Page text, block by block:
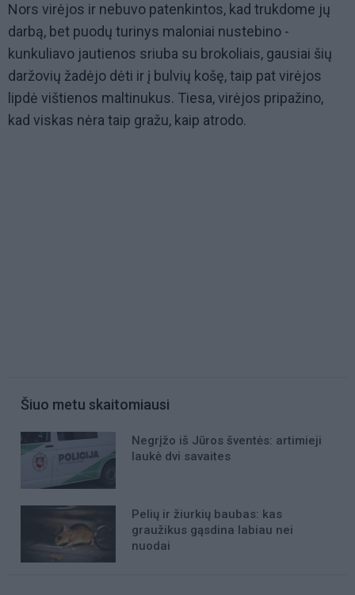
Nors virėjos ir nebuvo patenkintos, kad trukdome jų
darbą, bet puodų turinys maloniai nustebino -
kunkuliavo jautienos sriuba su brokoliais, gausiai šių
daržovių žadėjo dėti ir į bulvių košę, taip pat virėjos
lipdė vištienos maltinukus. Tiesa, virėjos pripažino,
kad viskas nėra taip gražu, kaip atrodo.
Šiuo metu skaitomiausi
Negrįžo iš Jūros šventės: artimieji
laukė dvi savaites
Pelių ir žiurkių baubas: kas
graužikus gąsdina labiau nei
nuodai